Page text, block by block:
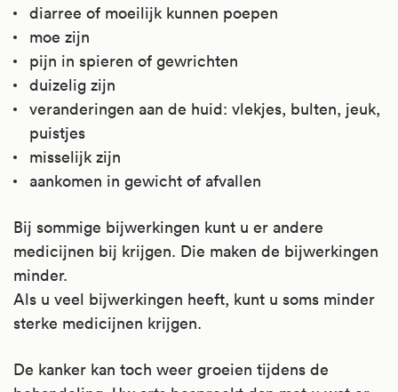
diarree of moeilijk kunnen poepen
moe zijn
pijn in spieren of gewrichten
duizelig zijn
veranderingen aan de huid: vlekjes, bulten, jeuk,
puistjes
misselijk zijn
aankomen in gewicht of afvallen
Bij sommige bijwerkingen kunt u er andere
medicijnen bij krijgen. Die maken de bijwerkingen
minder.
Als u veel bijwerkingen heeft, kunt u soms minder
sterke medicijnen krijgen.
De kanker kan toch weer groeien tijdens de